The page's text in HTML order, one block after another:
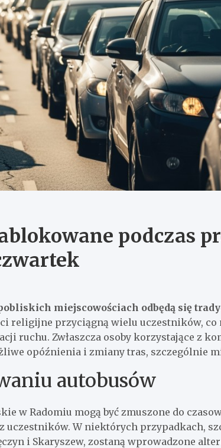
podczas
miejscowościach odbędą się
religijne przyciągną wielu uczestników, co
ruchu. Zwłaszcza osoby korzystające z
opóźnienia i zmiany tras, szczególnie
autobusów
w Radomiu mogą być zmuszone do
uczestników. W niektórych przypadkach,
i Skaryszew, zostaną wprowadzone